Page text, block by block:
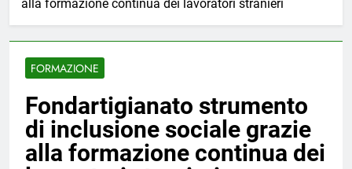
alla formazione continua dei lavoratori stranieri
FORMAZIONE
Fondartigianato strumento
di inclusione sociale grazie
alla formazione continua dei